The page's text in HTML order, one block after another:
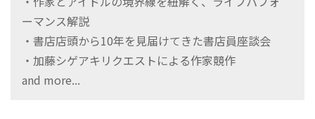
ーマンス解説
・書店店頭から10年を見届けてきた書店員座談会
・加藤シゲアキリクエストによる作家競作
and more...